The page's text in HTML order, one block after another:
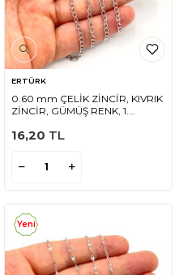
ERTÜRK
0.60 mm ÇELİK ZİNCİR, KIVRIK
ZİNCİR, GÜMÜŞ RENK, 1.
16,20 TL
Yeni